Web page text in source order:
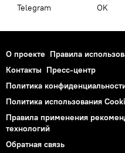
Telegram OK
О проекте Правила
Контакты Пресс-центр
Политика
Политика использования
Правила применения
технологий
Обратная связь